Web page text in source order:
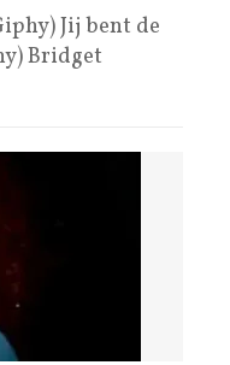
Jij bent de
Bridget